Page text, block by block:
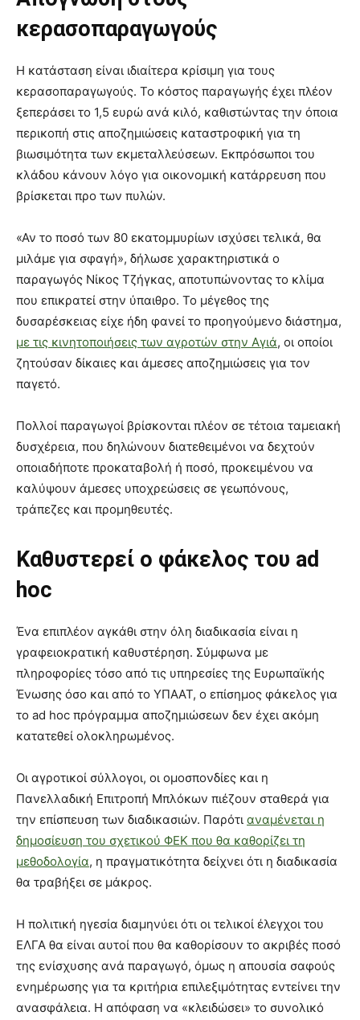
κερασοπαραγωγούς
Η κατάσταση είναι ιδιαίτερα κρίσιμη για τους
κερασοπαραγωγούς. Το κόστος παραγωγής έχει πλέον
ξεπεράσει το 1,5 ευρώ ανά κιλό, καθιστώντας την όποια
περικοπή στις αποζημιώσεις καταστροφική για τη
βιωσιμότητα των εκμεταλλεύσεων. Εκπρόσωποι του
κλάδου κάνουν λόγο για οικονομική κατάρρευση που
βρίσκεται προ των πυλών.
«Αν το ποσό των 80 εκατομμυρίων ισχύσει τελικά, θα
μιλάμε για σφαγή», δήλωσε χαρακτηριστικά ο
παραγωγός Νίκος Τζήγκας, αποτυπώνοντας το κλίμα
που επικρατεί στην ύπαιθρο. Το μέγεθος της
δυσαρέσκειας είχε ήδη φανεί το προηγούμενο διάστημα,
με τις κινητοποιήσεις των αγροτών στην Αγιά, οι οποίοι
ζητούσαν δίκαιες και άμεσες αποζημιώσεις για τον
παγετό.
Πολλοί παραγωγοί βρίσκονται πλέον σε τέτοια ταμειακή
δυσχέρεια, που δηλώνουν διατεθειμένοι να δεχτούν
οποιαδήποτε προκαταβολή ή ποσό, προκειμένου να
καλύψουν άμεσες υποχρεώσεις σε γεωπόνους,
τράπεζες και προμηθευτές.
Καθυστερεί ο φάκελος του ad
hoc
Ένα επιπλέον αγκάθι στην όλη διαδικασία είναι η
γραφειοκρατική καθυστέρηση. Σύμφωνα με
πληροφορίες τόσο από τις υπηρεσίες της Ευρωπαϊκής
Ένωσης όσο και από το ΥΠΑΑΤ, ο επίσημος φάκελος για
το ad hoc πρόγραμμα αποζημιώσεων δεν έχει ακόμη
κατατεθεί ολοκληρωμένος.
Οι αγροτικοί σύλλογοι, οι ομοσπονδίες και η
Πανελλαδική Επιτροπή Μπλόκων πιέζουν σταθερά για
την επίσπευση των διαδικασιών. Παρότι αναμένεται η
δημοσίευση του σχετικού ΦΕΚ που θα καθορίζει τη
μεθοδολογία, η πραγματικότητα δείχνει ότι η διαδικασία
θα τραβήξει σε μάκρος.
Η πολιτική ηγεσία διαμηνύει ότι οι τελικοί έλεγχοι του
ΕΛΓΑ θα είναι αυτοί που θα καθορίσουν το ακριβές ποσό
της ενίσχυσης ανά παραγωγό, όμως η απουσία σαφούς
ενημέρωσης για τα κριτήρια επιλεξιμότητας εντείνει την
ανασφάλεια. Η απόφαση να «κλειδώσει» το συνολικό